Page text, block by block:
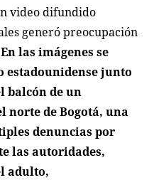
video difundido
generó preocupación
En las imágenes se
estadounidense junto
balcón de un
norte de Bogotá, una
denuncias por
las autoridades,
adulto,